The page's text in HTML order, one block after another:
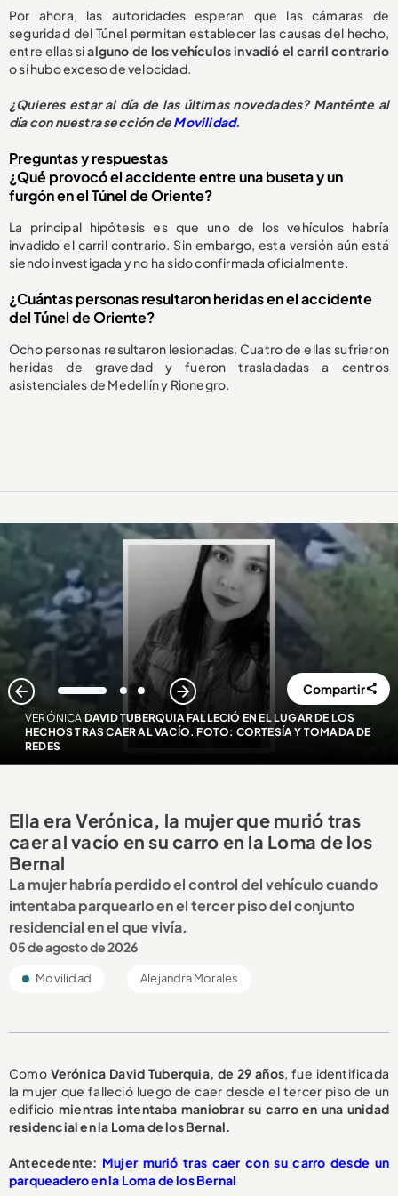
Por ahora, las autoridades esperan que las cámaras de
seguridad del Túnel permitan establecer las causas del hecho,
entre ellas sialguno de los vehículos invadió el carril contrario
o si hubo exceso de velocidad.
¿Quieres estar al día de las últimas novedades? Manténte al
día con nuestra sección deMovilidad.
Preguntas y respuestas
¿Qué provocó el accidente entre una buseta y un
furgón en el Túnel de Oriente?
La principal hipótesis es que uno de los vehículos habría
invadido el carril contrario. Sin embargo, esta versión aún está
siendo investigada y no ha sido confirmada oficialmente.
¿Cuántas personas resultaron heridas en el accidente
del Túnel de Oriente?
Ocho personas resultaron lesionadas. Cuatro de ellas sufrieron
heridas de gravedad y fueron trasladadas a centros
asistenciales de Medellín y Rionegro.
VERÓNICA DAVID TUBERQUIA FALLECIÓ EN EL LUGAR DE LOS
HECHOS TRAS CAER AL VACÍO. FOTO: CORTESÍA Y TOMADA DE
REDES
1 2 3 Compartir
Ella era Verónica, la mujer que murió tras
caer al vacío en su carro en la Loma de los
Bernal
La mujer habría perdido el control del vehículo cuando
intentaba parquearlo en el tercer piso del conjunto
residencial en el que vivía.
05 de agosto de 2026
Movilidad Alejandra Morales
Como Verónica David Tuberquia, de 29 años, fue identificada
la mujer que falleció luego de caer desde el tercer piso de un
edificio mientras intentaba maniobrar su carro en una unidad
residencial en la Loma de los Bernal.
Antecedente: Mujer murió tras caer con su carro desde un
parqueadero en la Loma de los Bernal